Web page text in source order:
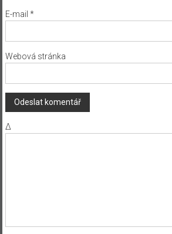
E-mail *
Webová stránka
Δ